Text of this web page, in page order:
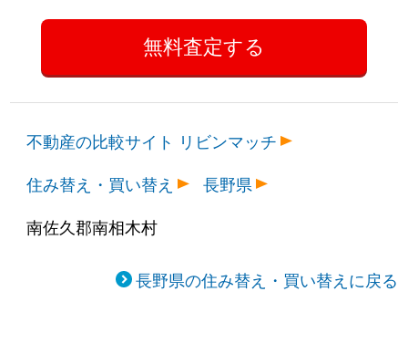
不動産の比較サイト リビンマッチ
住み替え・買い替え
長野県
南佐久郡南相木村
長野県の住み替え・買い替えに戻る